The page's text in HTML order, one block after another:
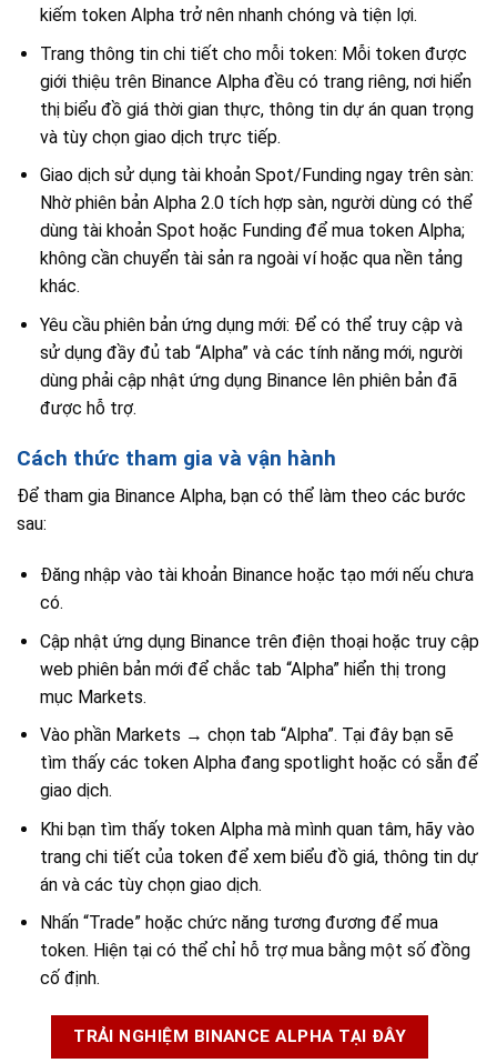
kiếm token Alpha trở nên nhanh chóng và tiện lợi.
Trang thông tin chi tiết cho mỗi token: Mỗi token được
giới thiệu trên Binance Alpha đều có trang riêng, nơi hiển
thị biểu đồ giá thời gian thực, thông tin dự án quan trọng
và tùy chọn giao dịch trực tiếp.
Giao dịch sử dụng tài khoản Spot/Funding ngay trên sàn:
Nhờ phiên bản Alpha 2.0 tích hợp sàn, người dùng có thể
dùng tài khoản Spot hoặc Funding để mua token Alpha;
không cần chuyển tài sản ra ngoài ví hoặc qua nền tảng
khác.
Yêu cầu phiên bản ứng dụng mới: Để có thể truy cập và
sử dụng đầy đủ tab “Alpha” và các tính năng mới, người
dùng phải cập nhật ứng dụng Binance lên phiên bản đã
được hỗ trợ.
Cách thức tham gia và vận hành
Để tham gia Binance Alpha, bạn có thể làm theo các bước
sau:
Đăng nhập vào tài khoản Binance hoặc tạo mới nếu chưa
có.
Cập nhật ứng dụng Binance trên điện thoại hoặc truy cập
web phiên bản mới để chắc tab “Alpha” hiển thị trong
mục Markets.
Vào phần Markets → chọn tab “Alpha”. Tại đây bạn sẽ
tìm thấy các token Alpha đang spotlight hoặc có sẵn để
giao dịch.
Khi bạn tìm thấy token Alpha mà mình quan tâm, hãy vào
trang chi tiết của token để xem biểu đồ giá, thông tin dự
án và các tùy chọn giao dịch.
Nhấn “Trade” hoặc chức năng tương đương để mua
token. Hiện tại có thể chỉ hỗ trợ mua bằng một số đồng
cố định.
TRẢI NGHIỆM BINANCE ALPHA TẠI ĐÂY